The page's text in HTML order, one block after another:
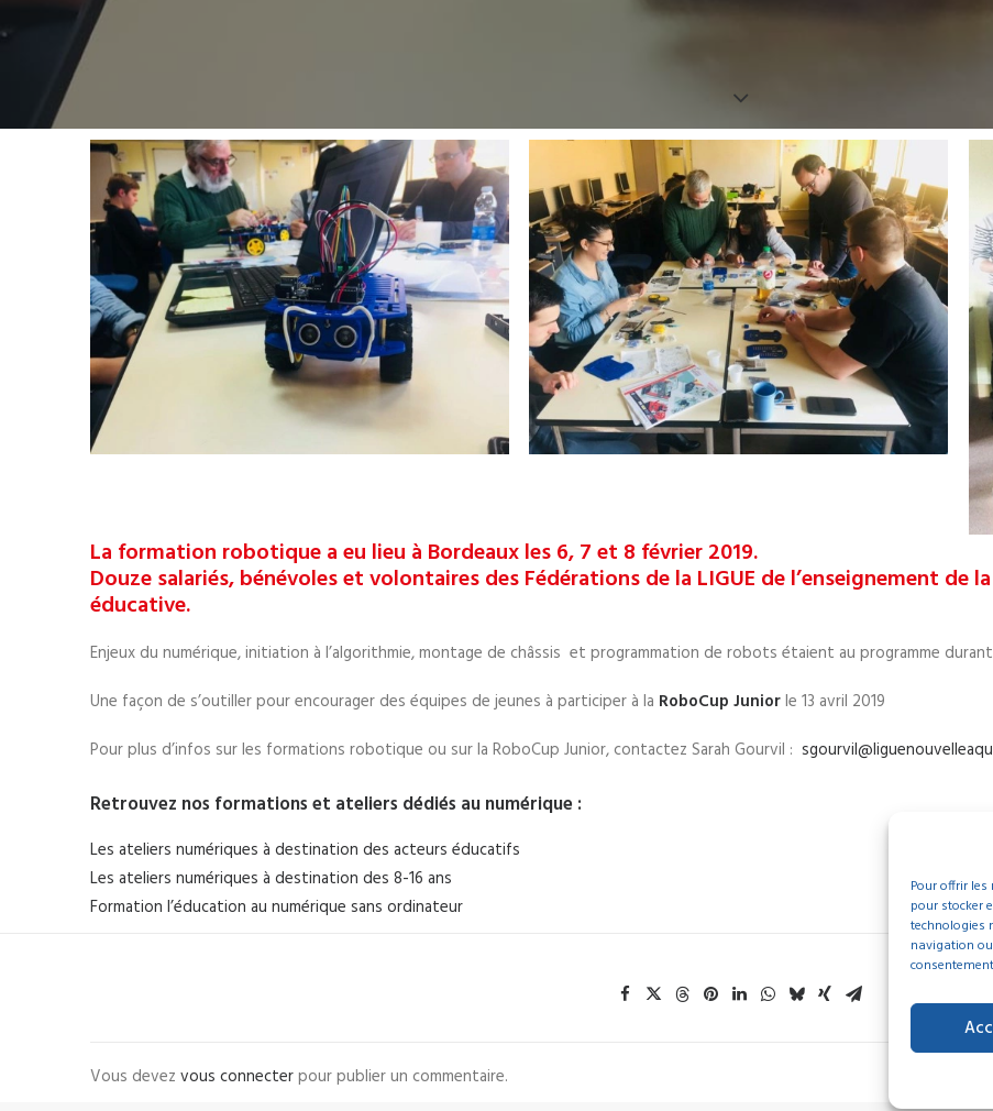
Pour offrir
pour stocker
technologies
navigation
La formation robotique a eu lieu à Bordeaux les 6, 7 et 8 février 2019.
Douze salariés, bénévoles et volontaires des Fédérations de la LIGUE de l’enseignement
éducative.
Enjeux du numérique, initiation à l’algorithmie, montage de châssis et programmation de robots étaient au programme
Une façon de s’outiller pour encourager des équipes de jeunes à participer à la RoboCup Juniorle 13 avril 2019
Pour plus d’infos sur les formations robotique ou sur la RoboCup Junior, contactez Sarah Gourvil :
Retrouvez nos formations et ateliers dédiés au numérique :
Les ateliers numériques à destination des acteurs éducatifs
Les ateliers numériques à destination des 8-16 ans
Formation l’éducation au numérique sans ordinateur
Vous devez vous connecterpour publier un commentaire.